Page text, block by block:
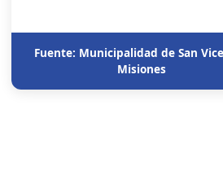
Fuente: Municipalidad de San
Misiones